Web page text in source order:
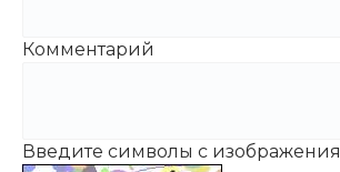
Комментарий
Введите символы с изображения